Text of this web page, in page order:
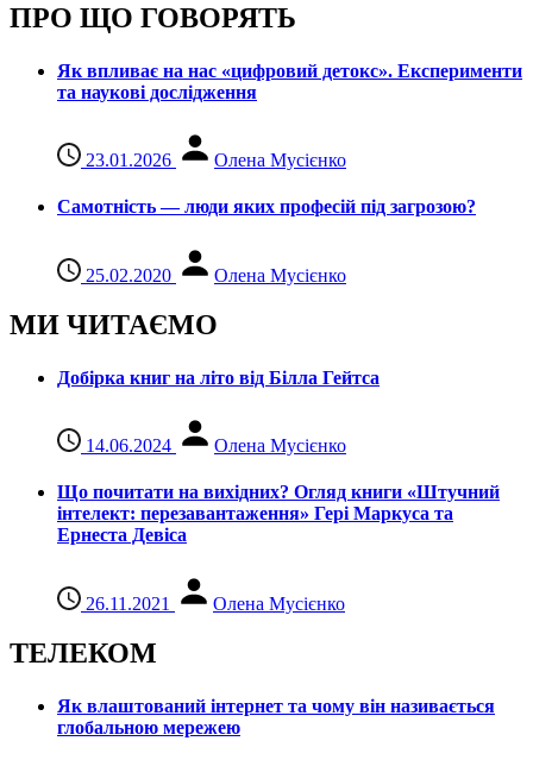
ПРО ЩО ГОВОРЯТЬ
Як впливає на нас «цифровий детокс». Експерименти
та наукові дослідження
23.01.2026 Олена Мусієнко
Самотність — люди яких професій під загрозою?
25.02.2020 Олена Мусієнко
МИ ЧИТАЄМО
Добірка книг на літо від Білла Гейтса
14.06.2024 Олена Мусієнко
Що почитати на вихідних? Огляд книги «Штучний
інтелект: перезавантаження» Гері Маркуса та
Ернеста Девіса
26.11.2021 Олена Мусієнко
ТЕЛЕКОМ
Як влаштований інтернет та чому він називається
глобальною мережею